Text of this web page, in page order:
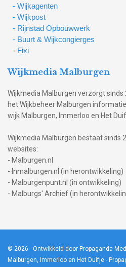
- Wijkagenten
- Wijkpost
- Rijnstad Opbouwwerk
- Buurt & Wijkcongierges
- Fixi
Wijkmedia Malburgen
Wijkmedia Malburgen verzorgt
het Wijkbeheer Malburgen
wijk Malburgen, Immerloo en Het
Wijkmedia Malburgen bestaat sinds
websites:
- Malburgen.nl
- Inmalburgen.nl (in herontwikkeling)
- Malburgenpunt.nl (in ontwikkeling)
- Malburgs' Archief (in
© 2026 - Ontwikkeld door Propaganda
Malburgen, Immerloo en Het Duifje -